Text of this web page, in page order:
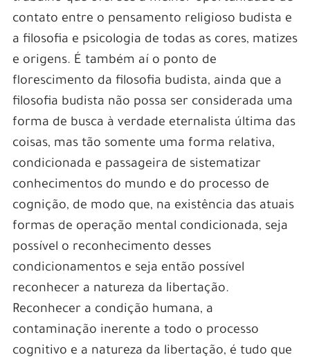
contato entre o pensamento religioso budista e
a filosofia e psicologia de todas as cores, matizes
e origens. É também aí o ponto de
florescimento da filosofia budista, ainda que a
filosofia budista não possa ser considerada uma
forma de busca à verdade eternalista última das
coisas, mas tão somente uma forma relativa,
condicionada e passageira de sistematizar
conhecimentos do mundo e do processo de
cognição, de modo que, na existência das atuais
formas de operação mental condicionada, seja
possível o reconhecimento desses
condicionamentos e seja então possível
reconhecer a natureza da libertação.
Reconhecer a condição humana, a
contaminação inerente a todo o processo
cognitivo e a natureza da libertação, é tudo que